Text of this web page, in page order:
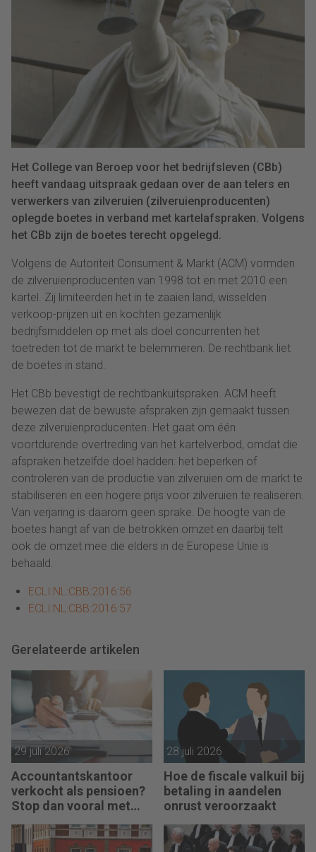
Het College van Beroep voor het bedrijfsleven (CBb)
heeft vandaag uitspraak gedaan over de aan telers en
verwerkers van zilveruien (zilveruienproducenten)
oplegde boetes in verband met kartelafspraken. Volgens
het CBb zijn de boetes terecht opgelegd.
Volgens de Autoriteit Consument & Markt (ACM) vormden
de zilveruienproducenten van 1998 tot en met 2010 een
kartel. Zij limiteerden het in te zaaien land, wisselden
verkoop-prijzen uit en kochten gezamenlijk
bedrijfsmiddelen op met als doel concurrenten het
toetreden tot de markt te belemmeren. De rechtbank liet
de boetes in stand.
Het CBb bevestigt de rechtbankuitspraken. ACM heeft
bewezen dat de bewuste afspraken zijn gemaakt tussen
deze zilveruienproducenten. Het gaat om één
voortdurende overtreding van het kartelverbod, omdat die
afspraken hetzelfde doel hadden: het beperken of
controleren van de productie van zilveruien om de markt te
stabiliseren en een hogere prijs voor zilveruien te realiseren.
Van verjaring is daarom geen sprake. De hoogte van de
boetes hangt af van de betrokken omzet en daarbij telt
ook de omzet mee die elders in de Europese Unie is
behaald.
ECLI:NL:CBB:2016:56
ECLI:NL:CBB:2016:57
Gerelateerde artikelen
29 juli 2026
Accountantskantoor
verkocht als pensioen?
Stop dan vooral met
28 juli 2026
Hoe de fiscale valkuil bij
betaling in aandelen
onrust veroorzaakt